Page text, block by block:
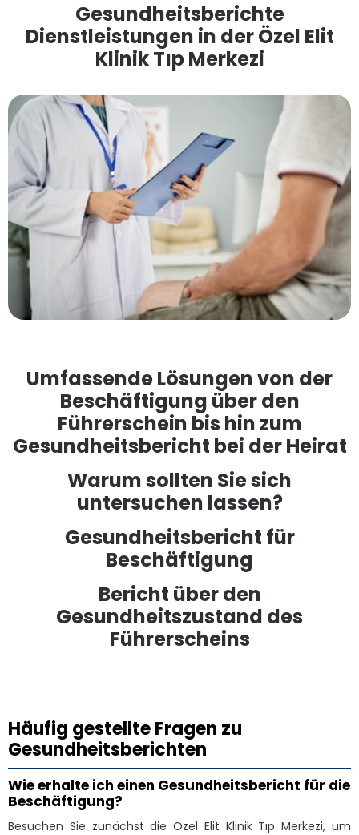
Gesundheitsberichte
Dienstleistungen in der Özel Elit
Klinik Tıp Merkezi
Umfassende Lösungen von der
Beschäftigung über den
Führerschein bis hin zum
Gesundheitsbericht bei der Heirat
Warum sollten Sie sich
untersuchen lassen?
Gesundheitsbericht für
Beschäftigung
Bericht über den
Gesundheitszustand des
Führerscheins
Häufig gestellte Fragen zu
Gesundheitsberichten
Wie erhalte ich einen Gesundheitsbericht für die
Beschäftigung?
Besuchen Sie zunächst die Özel Elit Klinik Tıp Merkezi, um